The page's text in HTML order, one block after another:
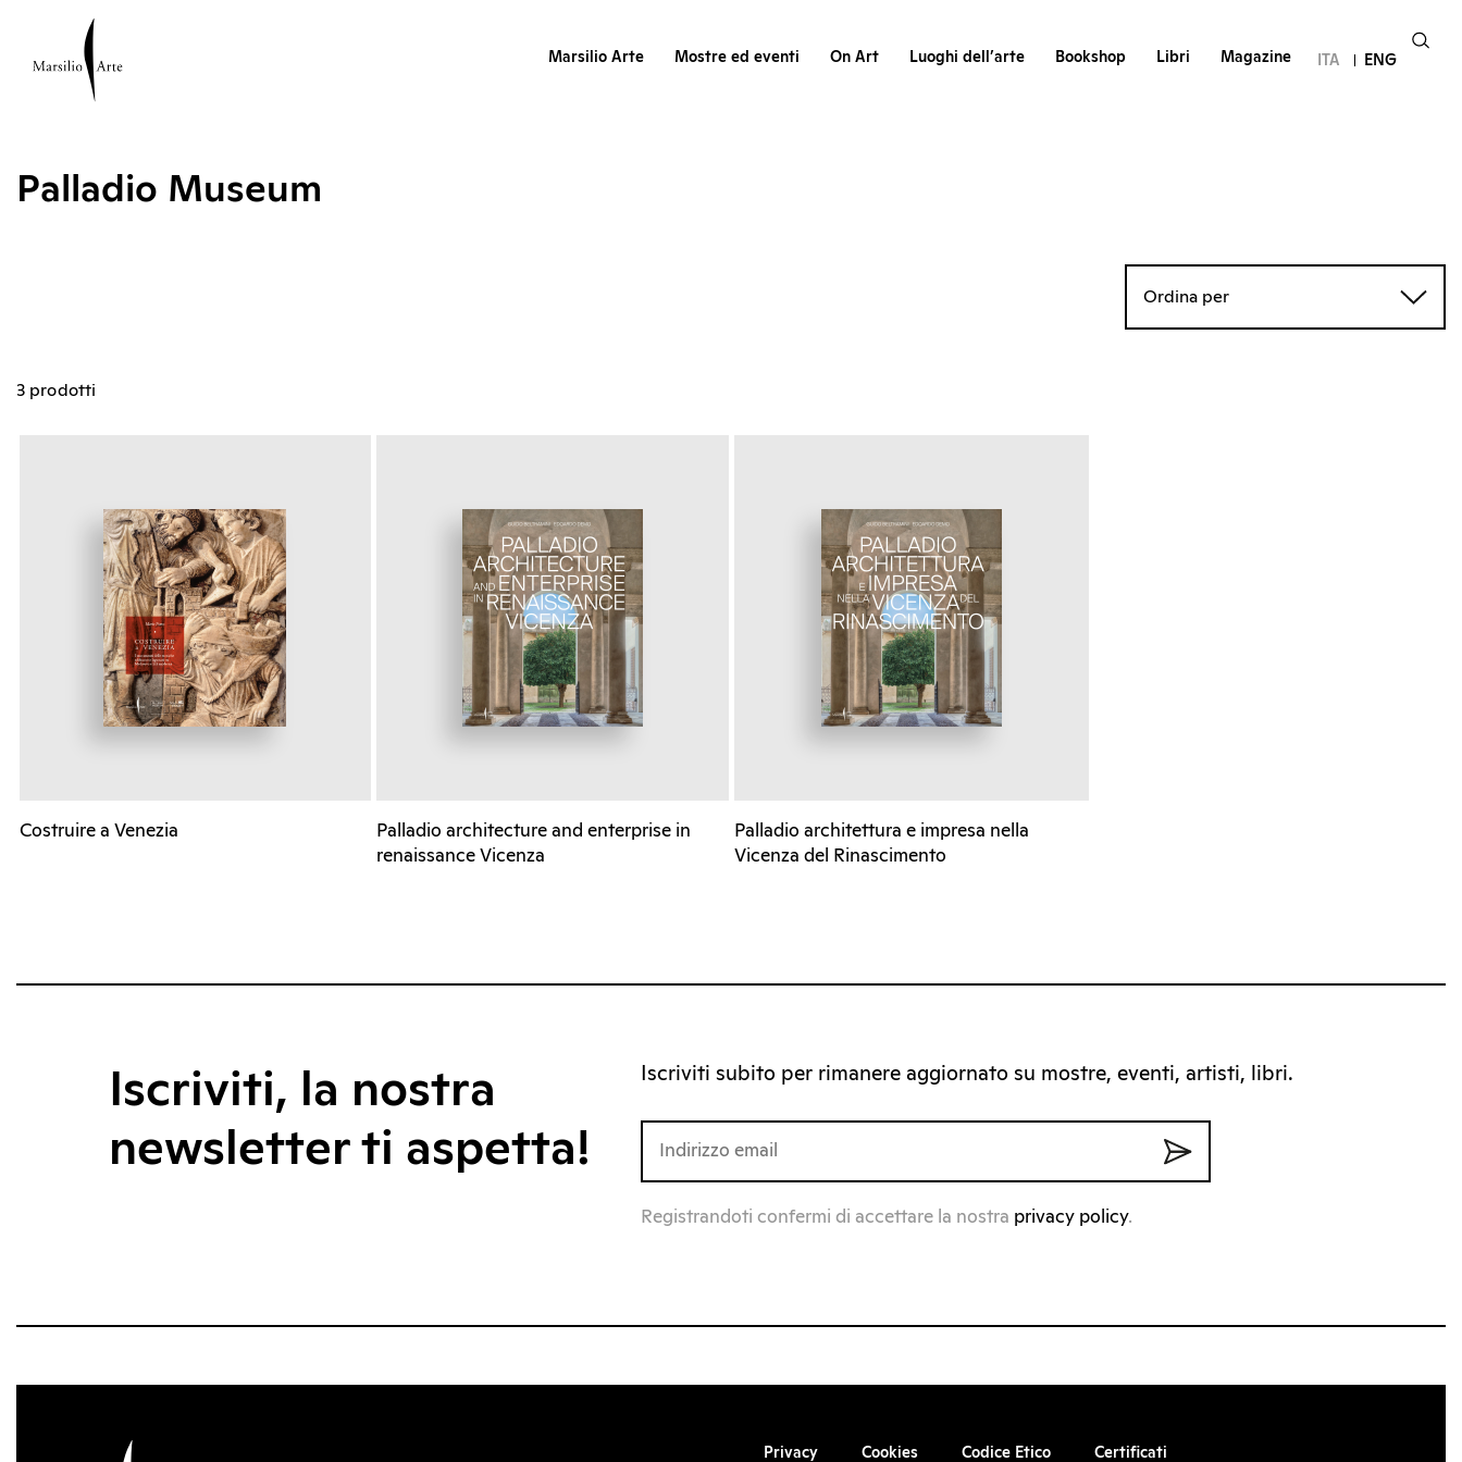
Marsilio Arte Mostre ed eventi On Art Luoghi dell’arte Bookshop Libri Magazine ITA ENG
Palladio Museum
Ordina per
3 prodotti
Costruire a Venezia
Palladio architecture and enterprise in
renaissance Vicenza
Palladio architettura e impresa nella
Vicenza del Rinascimento
Iscriviti, la nostra
newsletter ti aspetta!
Iscriviti subito per rimanere aggiornato su mostre, eventi, artisti, libri.
Registrandoti confermi di accettare la nostra privacy policy.
Privacy Cookies Codice Etico Certificati